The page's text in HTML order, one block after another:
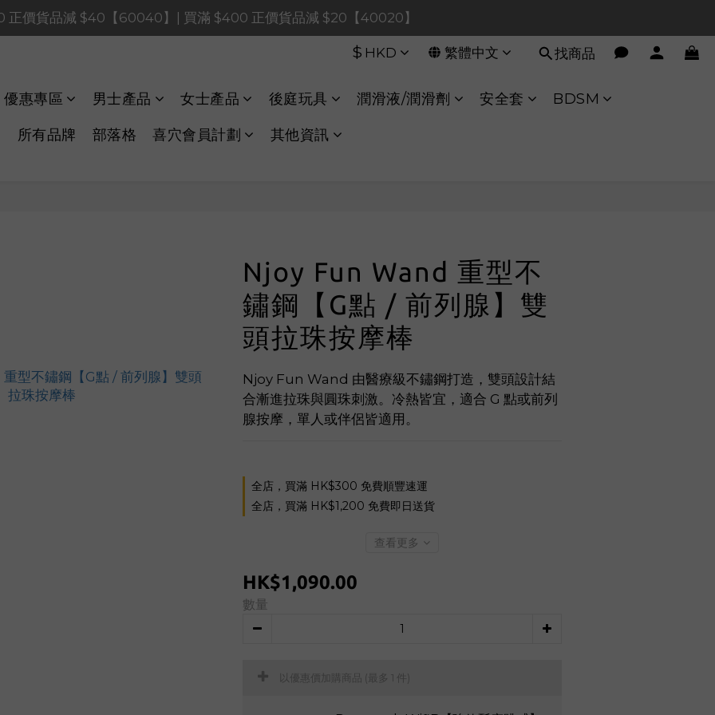
價貨品減 $120【1200120】| 買滿 $900 正價貨品減 $80！【90080】
正價貨品減 $40【60040】| 買滿 $400 正價貨品減 $20【40020】
Payments FPS將於 2026 年 8 月 9 日（日）凌晨 01:00 至 11:00 暫停交易
價貨品減 $120【1200120】| 買滿 $900 正價貨品減 $80！【90080】
$ HKD 繁體中文 找商品
優惠專區 男士產品 女士產品 後庭玩具 潤滑液/潤滑劑 安全套 BDSM
所有品牌 部落格 喜穴會員計劃 其他資訊
Njoy Fun Wand 重型不
鏽鋼【G點 / 前列腺】雙
頭拉珠按摩棒
Njoy Fun Wand 由醫療級不鏽鋼打造，雙頭設計結
合漸進拉珠與圓珠刺激。冷熱皆宜，適合 G 點或前列
腺按摩，單人或伴侶皆適用。
全店，買滿 HK$300 免費順豐速運
全店，買滿 HK$1,200 免費即日送貨
查看更多
HK$1,090.00
數量
以優惠價加購商品 (最多 1 件)